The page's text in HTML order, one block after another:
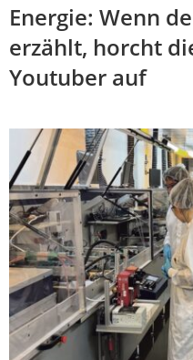
Energie: Wenn
erzählt, horcht
Youtuber auf